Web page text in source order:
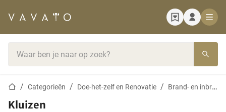
StartpaginaCategorieën Doe-het-zelf en Renovatie Brand- en inbraakbeveiliging
Kluizen